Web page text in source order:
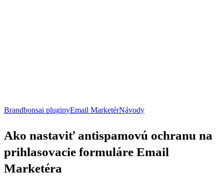
Administrácia eshopu Návody WooCommerce
Brandbonsai pluginyEmail MarketérNávodyAko
ochranu
prihlasovacie
Ako nastaviť antispamovú ochranu na
prihlasovacie formuláre Email
Marketéra